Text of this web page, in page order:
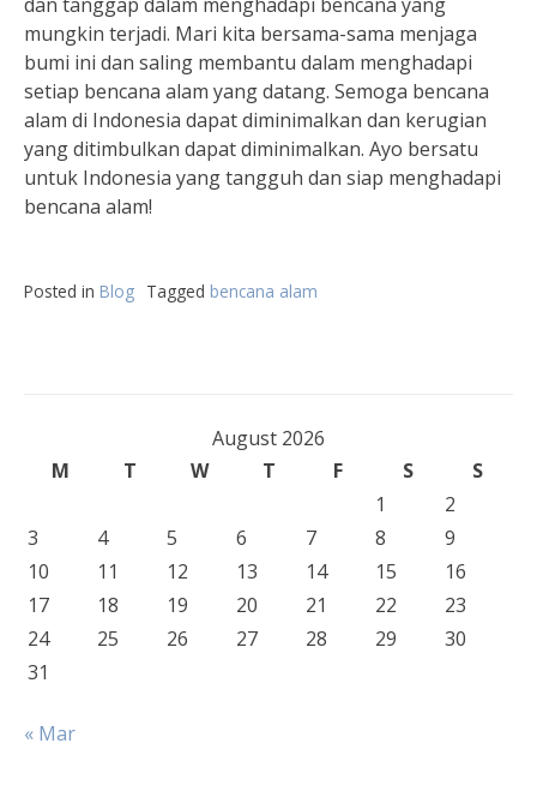
mungkin terjadi. Mari kita bersama-sama menjaga
bumi ini dan saling membantu dalam menghadapi
setiap bencana alam yang datang. Semoga bencana
alam di Indonesia dapat diminimalkan dan kerugian
yang ditimbulkan dapat diminimalkan. Ayo bersatu
untuk Indonesia yang tangguh dan siap menghadapi
bencana alam!
Posted in Blog Tagged bencana alam
August 2026
M
T W T F S
S
1
2
3
4 5 6 7 8
9
10
11 12 13 14 15
16
17
18 19 20 21 22
23
24
25 26 27 28 29
30
31
« Mar